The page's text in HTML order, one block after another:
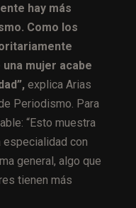
hay más
Como los
mujer acabe
explica Arias
Periodismo. Para
“Esto muestra
especialidad con
general, algo que
tienen más